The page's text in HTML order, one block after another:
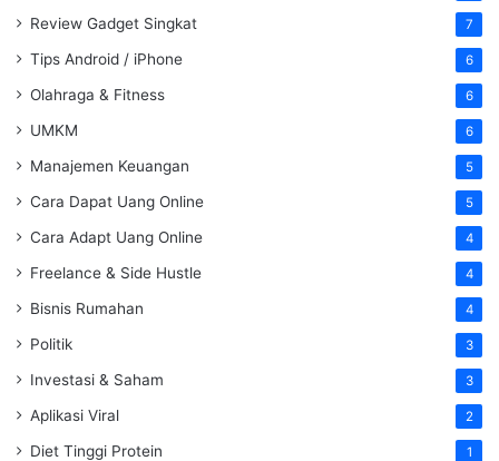
Review Gadget Singkat 7
Tips Android / iPhone 6
Olahraga & Fitness 6
UMKM 6
Manajemen Keuangan 5
Cara Dapat Uang Online 5
Cara Adapt Uang Online 4
Freelance & Side Hustle 4
Bisnis Rumahan 4
Politik 3
Investasi & Saham 3
Aplikasi Viral 2
Diet Tinggi Protein 1